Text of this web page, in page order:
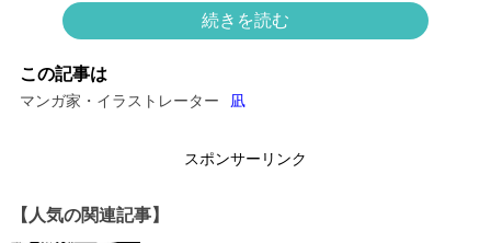
て描きました。
じような経験をした方や、今まさに悩んでいる方を間接的
に助けるきっかけになれたら…心からそう願いながらお届
スポンサーリンク
続きを読む
この記事は
マンガ家・イラストレーター 凪
スポンサーリンク
【人気の関連記事】